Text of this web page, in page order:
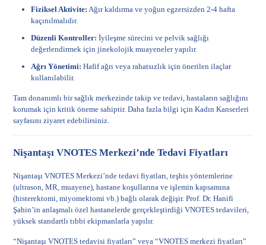
Fiziksel Aktivite: Ağır kaldırma ve yoğun egzersizden 2-4 hafta
kaçınılmalıdır.
Düzenli Kontroller: İyileşme sürecini ve pelvik sağlığı
değerlendirmek için jinekolojik muayeneler yapılır.
Ağrı Yönetimi: Hafif ağrı veya rahatsızlık için önerilen ilaçlar
kullanılabilir.
Tam donanımlı bir sağlık merkezinde takip ve tedavi, hastaların sağlığını
korumak için kritik öneme sahiptir. Daha fazla bilgi içinKadın Kanserleri
sayfasını ziyaret edebilirsiniz.
Nişantaşı VNOTES Merkezi’nde Tedavi Fiyatları
Nişantaşı VNOTES Merkezi’nde tedavi fiyatları, teşhis yöntemlerine
(ultrason, MR, muayene), hastane koşullarına ve işlemin kapsamına
(histerektomi, miyomektomi vb.) bağlı olarak değişir. Prof. Dr. Hanifi
Şahin’in anlaşmalı özel hastanelerde gerçekleştirdiği VNOTES tedavileri,
yüksek standartlı tıbbi ekipmanlarla yapılır.
“Nişantaşı VNOTES tedavisi fiyatları” veya “VNOTES merkezi fiyatları”